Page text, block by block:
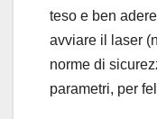
teso e ben
avviare il laser
norme di
parametri, per